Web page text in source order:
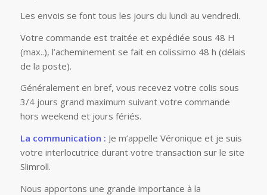
Les envois se font tous les jours du lundi au vendredi.
Votre commande est traitée et expédiée sous 48 H
(max..), l’acheminement se fait en colissimo 48 h (délais
de la poste).
Généralement en bref, vous recevez votre colis sous
3/4 jours grand maximum suivant votre commande
hors weekend et jours fériés.
La communication : Je m’appelle Véronique et je suis
votre interlocutrice durant votre transaction sur le site
Slimroll.
Nous apportons une grande importance à la